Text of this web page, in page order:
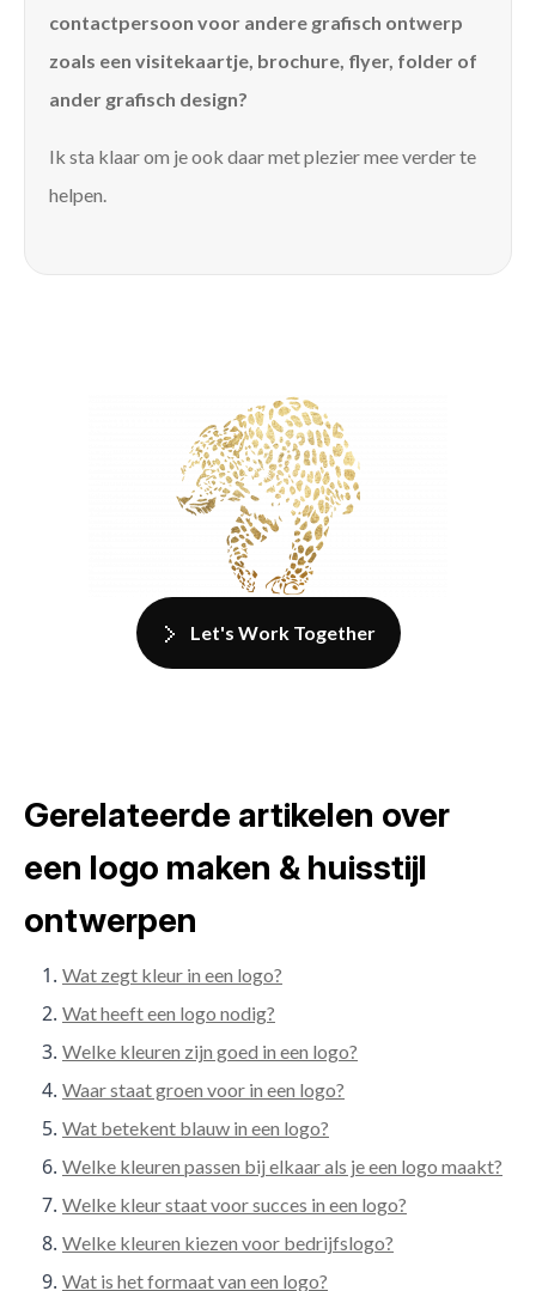
contactpersoon voor andere grafisch ontwerp
zoals een visitekaartje, brochure, flyer, folder of
ander grafisch design?
Ik sta klaar om je ook daar met plezier mee verder te
helpen.
Let's Work Together
Gerelateerde artikelen over
een logo maken & huisstijl
ontwerpen
Wat zegt kleur in een logo?
Wat heeft een logo nodig?
Welke kleuren zijn goed in een logo?
Waar staat groen voor in een logo?
Wat betekent blauw in een logo?
Welke kleuren passen bij elkaar als je een logo maakt?
Welke kleur staat voor succes in een logo?
Welke kleuren kiezen voor bedrijfslogo?
Wat is het formaat van een logo?